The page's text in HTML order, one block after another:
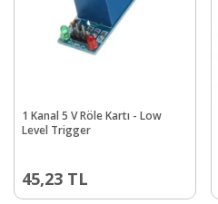
1 Kanal 5 V Röle Kartı - Low
Level Trigger
45,23 TL